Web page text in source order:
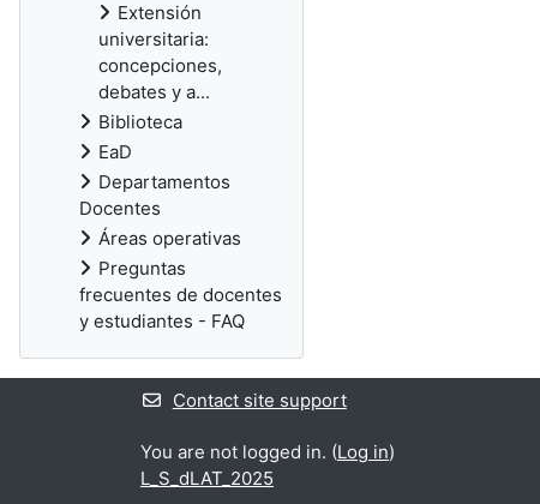
Extensión
universitaria:
concepciones,
debates y a...
Biblioteca
EaD
Departamentos
Docentes
Áreas operativas
Preguntas
frecuentes de docentes
y estudiantes - FAQ
Contact site support
You are not logged in. (Log in)
L_S_dLAT_2025